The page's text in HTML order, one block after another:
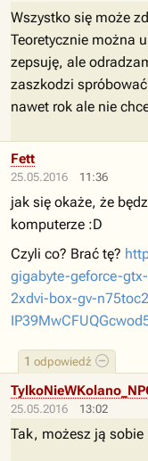
Wszystko się może
Teoretycznie można
zepsuję, ale
zaszkodzi
nawet rok ale nie
25.05.2016 11:36
1 odpowiedź
Fett
jak się okaże, że
komputerze :D
Czyli co? Brać tę?
gigabyte-geforce-
2xdvi-box-gv-
25.05.2016 13:02
Tak, możesz ją sobie